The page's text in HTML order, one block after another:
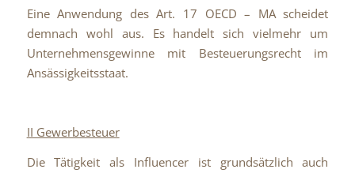
Eine Anwendung des Art. 17 OECD – MA scheidet
demnach wohl aus. Es handelt sich vielmehr um
Unternehmensgewinne mit Besteuerungsrecht im
Ansässigkeitsstaat.
II Gewerbesteuer
Die Tätigkeit als Influencer ist grundsätzlich auch